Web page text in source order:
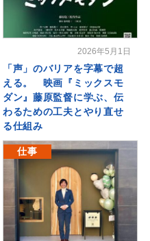
2026年5月1日
「声」のバリアを字幕で超
える。 映画『ミックスモ
ダン』藤原監督に学ぶ、伝
わるための工夫とやり直せ
る仕組み
仕事